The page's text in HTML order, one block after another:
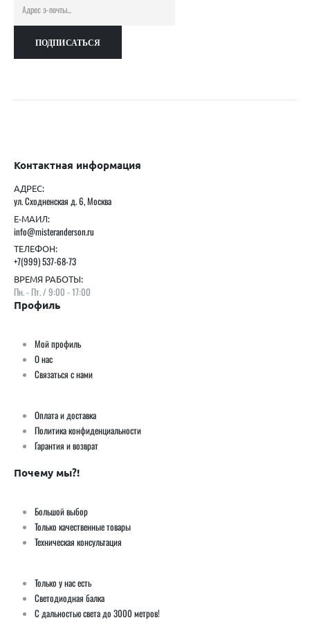
Контактная информация
АДРЕС:
ул. Сходненская д. 6, Москва
Е-МАИЛ:
info@misteranderson.ru
ТЕЛЕФОН:
+7(999) 537-68-73
ВРЕМЯ РАБОТЫ:
Пн. - Пт. / 9:00 - 17:00
Профиль
Мой профиль
О нас
Связаться с нами
Оплата и доставка
Политика конфиденциальности
Гарантия и возврат
Почему мы?!
Большой выбор
Только качественные товары
Техническая консультация
Только у нас есть
Светодиодная балка
С дальностью света до 3000 метров!